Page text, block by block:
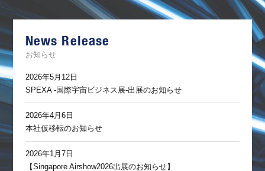
ポ
News Release
お知らせ
2026年5月12日
SPEXA -国際宇宙ビジネス展-出展のお知らせ
2026年4月6日
本社仮移転のお知らせ
2026年1月7日
【Singapore Airshow2026出展のお知らせ】